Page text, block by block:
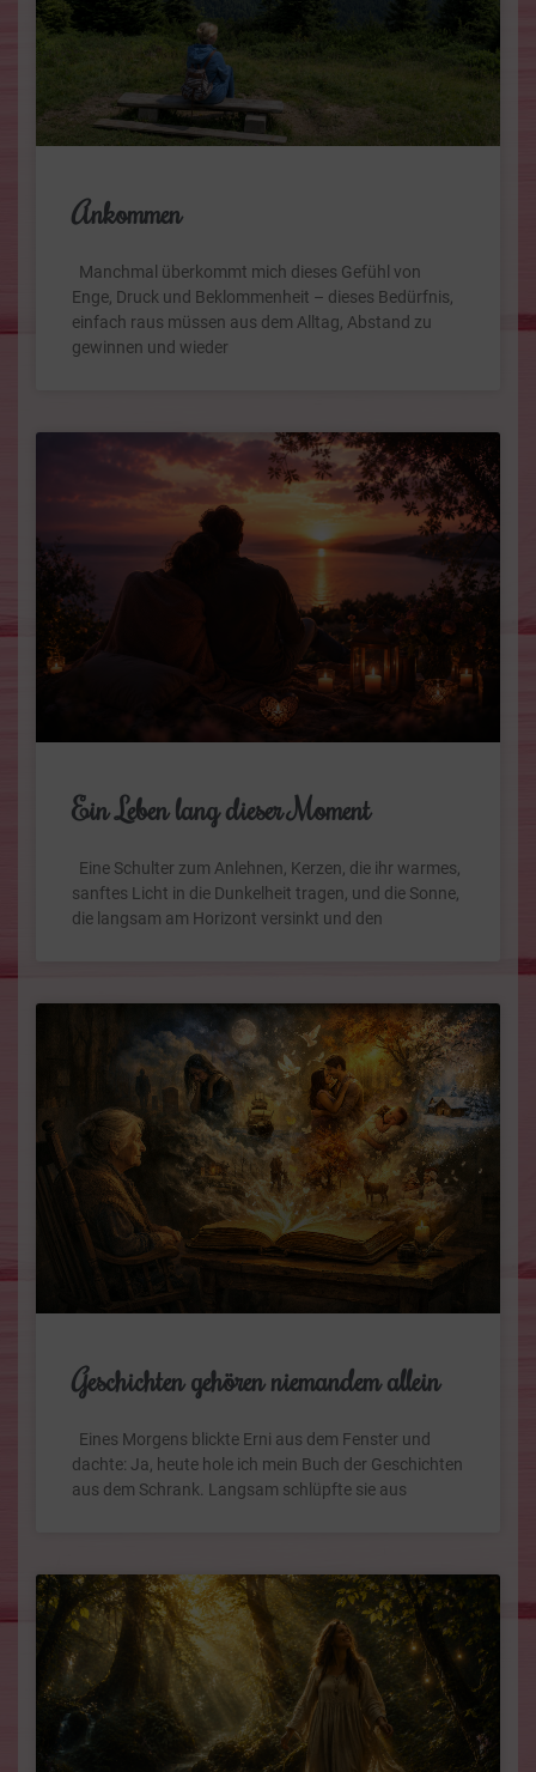
Ankommen
Manchmal überkommt mich dieses Gefühl von
Enge, Druck und Beklommenheit – dieses Bedürfnis,
einfach raus müssen aus dem Alltag, Abstand zu
gewinnen und wieder
Ein Leben lang dieser Moment
Eine Schulter zum Anlehnen, Kerzen, die ihr warmes,
sanftes Licht in die Dunkelheit tragen, und die Sonne,
die langsam am Horizont versinkt und den
Geschichten gehören niemandem allein
Eines Morgens blickte Erni aus dem Fenster und
dachte: Ja, heute hole ich mein Buch der Geschichten
aus dem Schrank. Langsam schlüpfte sie aus